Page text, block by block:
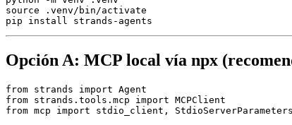
source .venv/bin/activate
Opción A: MCP local vía npx
from strands import Agent
from strands.tools.mcp import MCPClient
from mcp import stdio_client, StdioServerParameters